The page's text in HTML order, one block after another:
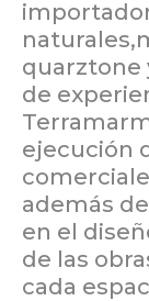
quarztone
de
ejecución
además
en el
de las
cada